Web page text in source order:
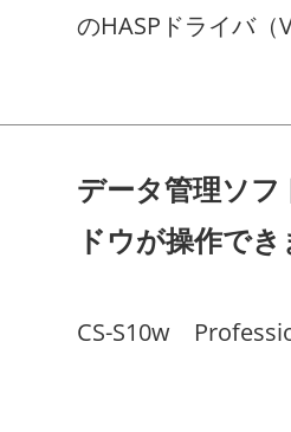
のHASPドライバ
データ管理ソ
ドウが操作でき
CS-S10w